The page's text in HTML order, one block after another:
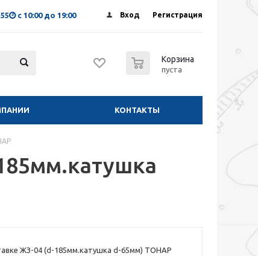
Вход Регистрация
с 10:00 до 19:00
Корзина
пуста
КОНТАКТЫ
ЖЗ-04 (d-185мм.катушка d-65мм) ТОНАР